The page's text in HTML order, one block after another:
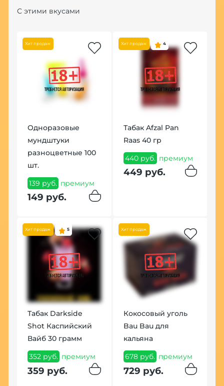
С этими вкусами
Хит продаж
Одноразовые
мундштуки
разноцветные 100
шт.
139 руб. премиум
149 руб.
Хит продаж 4
Табак Afzal Pan
Raas 40 гр
440 руб. премиум
449 руб.
Хит продаж 5
Табак Darkside
Shot Каспийский
Вайб 30 грамм
352 руб. премиум
359 руб.
Хит продаж
Кокосовый уголь
Bau Bau для
кальяна
678 руб. премиум
729 руб.